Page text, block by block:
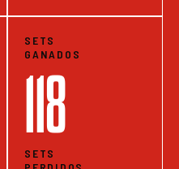
SETS
GANADOS
118
SETS